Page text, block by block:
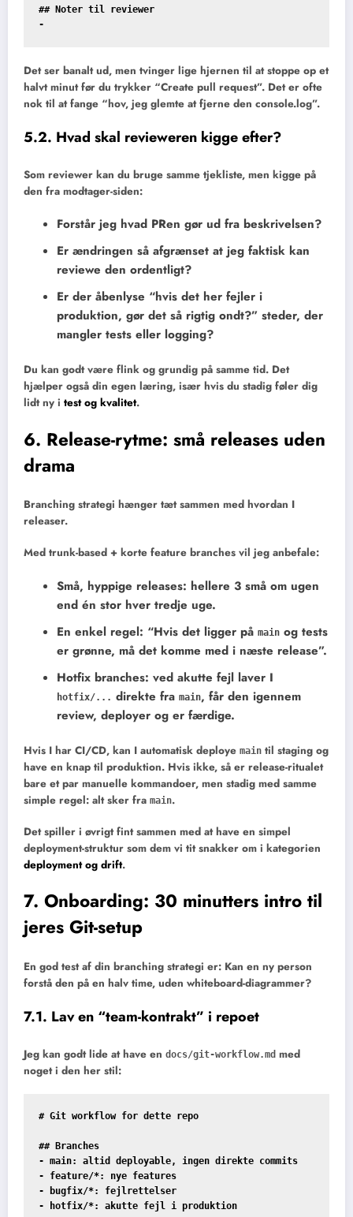
## Noter til reviewer
Det ser banalt ud, men tvinger lige hjernen til at stoppe op et
halvt minut før du trykker “Create pull request”. Det er ofte
nok til at fange “hov, jeg glemte at fjerne den console.log”.
5.2. Hvad skal revieweren kigge efter?
Som reviewer kan du bruge samme tjekliste, men kigge på
den fra modtager-siden:
Forstår jeg hvad PRen gør ud fra beskrivelsen?
Er ændringen så afgrænset at jeg faktisk kan
reviewe den ordentligt?
Er der åbenlyse “hvis det her fejler i
produktion, gør det så rigtig ondt?” steder, der
mangler tests eller logging?
Du kan godt være flink og grundig på samme tid. Det
hjælper også din egen læring, især hvis du stadig føler dig
lidt ny i test og kvalitet.
6. Release-rytme: små releases uden
drama
Branching strategi hænger tæt sammen med hvordan I
releaser.
Med trunk-based + korte feature branches vil jeg anbefale:
Små, hyppige releases: hellere 3 små om ugen
end én stor hver tredje uge.
En enkel regel: “Hvis det ligger på main og tests
er grønne, må det komme med i næste release”.
Hotfix branches: ved akutte fejl laver I
hotfix/... direkte fra main, får den igennem
review, deployer og er færdige.
Hvis I har CI/CD, kan I automatisk deploye main til staging og
have en knap til produktion. Hvis ikke, så er release-ritualet
bare et par manuelle kommandoer, men stadig med samme
simple regel: alt sker fra main.
Det spiller i øvrigt fint sammen med at have en simpel
deployment-struktur som dem vi tit snakker om i kategorien
deployment og drift.
7. Onboarding: 30 minutters intro til
jeres Git-setup
En god test af din branching strategi er: Kan en ny person
forstå den på en halv time, uden whiteboard-diagrammer?
7.1. Lav en “team-kontrakt” i repoet
Jeg kan godt lide at have en docs/git-workflow.md med
noget i den her stil:
# Git workflow for dette repo
## Branches
- main: altid deployable, ingen direkte commits
- feature/*: nye features
- bugfix/*: fejlrettelser
- hotfix/*: akutte fejl i produktion